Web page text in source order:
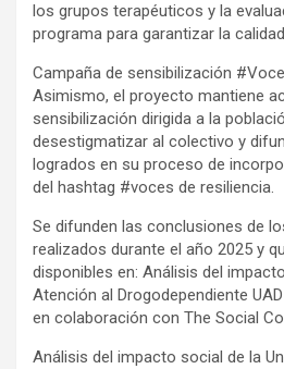
los grupos terapéuticos y la
programa para garantizar la
Campaña de sensibilización
Asimismo, el proyecto mantiene
sensibilización dirigida a la
desestigmatizar al colectivo y
logrados en su proceso de
del hashtag #voces de resiliencia.
Se difunden las conclusiones de
realizados durante el año 2025 y
disponibles en: Análisis del
Atención al Drogodependiente
en colaboración con The Social
Análisis del impacto social de la